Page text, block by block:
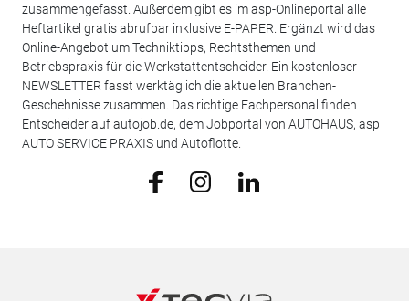
zusammengefasst. Außerdem gibt es im asp-Onlineportal alle
Heftartikel gratis abrufbar inklusive E-PAPER. Ergänzt wird das
Online-Angebot um Techniktipps, Rechtsthemen und
Betriebspraxis für die Werkstattentscheider. Ein kostenloser
NEWSLETTER fasst werktäglich die aktuellen Branchen-
Geschehnisse zusammen. Das richtige Fachpersonal finden
Entscheider auf autojob.de, dem Jobportal von AUTOHAUS, asp
AUTO SERVICE PRAXIS und Autoflotte.